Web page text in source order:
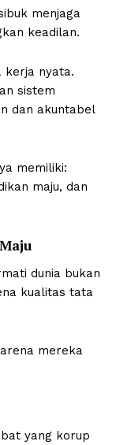
menjaga
keadilan.
kerja nyata.
sistem
dan akuntabel
memiliki:
maju, dan
dunia bukan
kualitas tata
mereka
yang korup